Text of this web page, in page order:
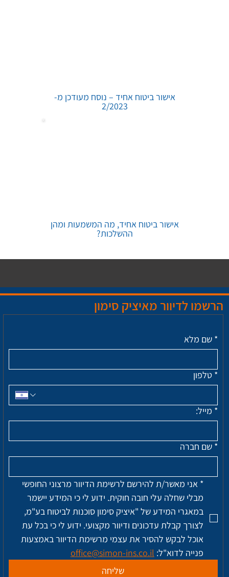
אישור ביטוח אחיד – נוסח מעודכן מ-
2/2023
אישור ביטוח אחיד, מה המשמעות ומהן
ההשלכות?
הרשמו לדיוור מאיציק סימון
* שם מלא
* טלפון
* מייל:
* שם חברה
*
פנייה לדוא"ל: office@simon-ins.co.il
שליחה